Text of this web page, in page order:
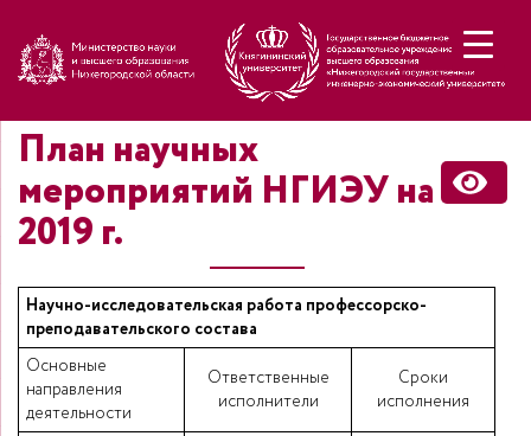
План научных
мероприятий НГИЭУ на
2019 г.
Научно-исследовательская работа профессорско-
преподавательского состава
Основные
направления
деятельности
Ответственные
исполнители
Сроки
исполнения